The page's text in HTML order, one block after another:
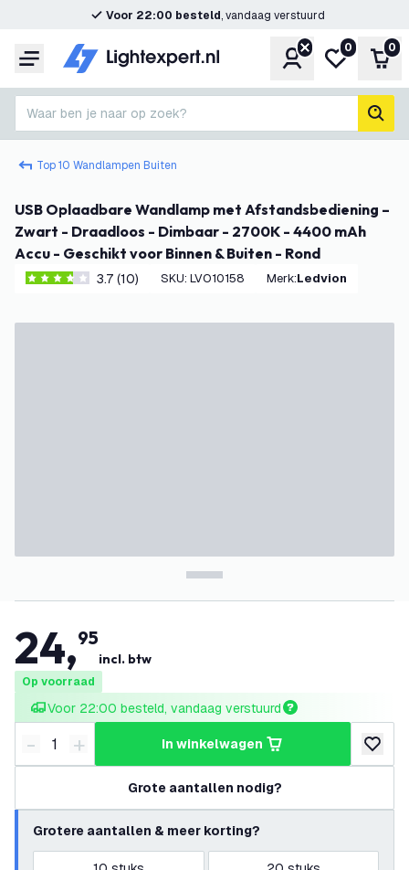
Voor 22:00 besteld, vandaag verstuurd
Menu Account
Mijn
0 0
Waar ben je naar op zoek?
Top 10 Wandlampen Buiten
USB Oplaadbare Wandlamp met Afstandsbediening –
Zwart - Draadloos - Dimbaar - 2700K - 4400 mAh
Accu - Geschikt voor Binnen & Buiten - Rond
3.7 score sterren
3.7 (10) SKU: LVO10158 Merk: Ledvion
24,95
incl. btw
Op voorraad
Voor 22:00 besteld, vandaag verstuurd
Verminder hoeveelheid
- Verhoog hoeveelheid
+ in winkelwagen
Grote aantallen nodig?
Grotere aantallen & meer korting?